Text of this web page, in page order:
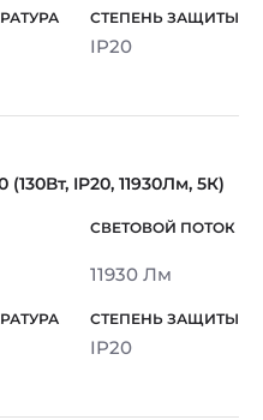
IP20
(130Вт, IP20, 11930Лм, 5К)
11930 Лм
IP20